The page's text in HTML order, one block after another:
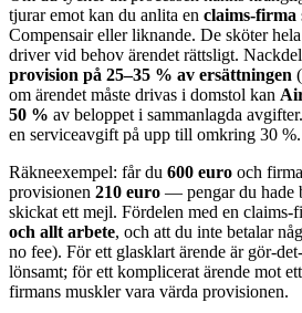
tjurar emot kan du anlita en claims-firma
Compensair eller liknande. De sköter
driver vid behov ärendet rättsligt.
provision på 25–35 % av ersättningen
om ärendet måste drivas i domstol kan
50 % av beloppet i sammanlagda avgifter.
en serviceavgift på upp till omkring 30 %.
Räkneexempel: får du 600 euro och
provisionen 210 euro — pengar du hade
skickat ett mejl. Fördelen med en claims-
och allt arbete, och att du inte betalar
no fee). För ett glasklart ärende är gör-
lönsamt; för ett komplicerat ärende mot
firmans muskler vara värda provisionen.